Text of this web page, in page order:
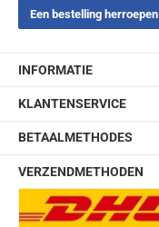
Een bestelling herroepen
INFORMATIE
KLANTENSERVICE
BETAALMETHODES
VERZENDMETHODEN